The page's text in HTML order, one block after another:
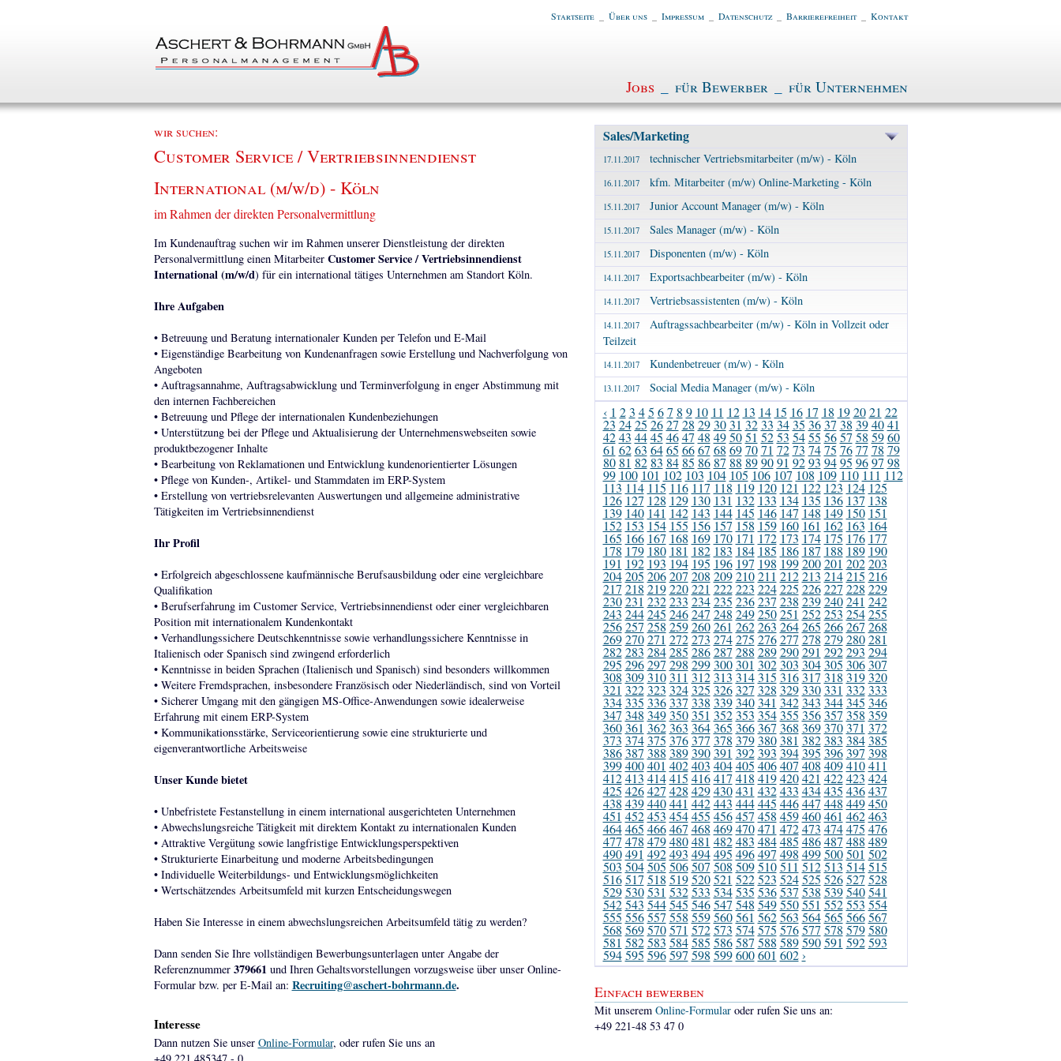
Startseite Über uns Impressum Datenschutz Barrierefreiheit Kontakt
Jobs für Bewerber für Unternehmen
wir suchen:
Customer Service / Vertriebsinnendienst
International (m/w/d) - Köln
im Rahmen der direkten Personalvermittlung
Im Kundenauftrag suchen wir im Rahmen unserer Dienstleistung der direkten
Personalvermittlung einen Mitarbeiter Customer Service / Vertriebsinnendienst
International (m/w/d) für ein international tätiges Unternehmen am Standort Köln.
Ihre Aufgaben
• Betreuung und Beratung internationaler Kunden per Telefon und E-Mail
• Eigenständige Bearbeitung von Kundenanfragen sowie Erstellung und Nachverfolgung von
Angeboten
• Auftragsannahme, Auftragsabwicklung und Terminverfolgung in enger Abstimmung mit
den internen Fachbereichen
• Betreuung und Pflege der internationalen Kundenbeziehungen
• Unterstützung bei der Pflege und Aktualisierung der Unternehmenswebseiten sowie
produktbezogener Inhalte
• Bearbeitung von Reklamationen und Entwicklung kundenorientierter Lösungen
• Pflege von Kunden-, Artikel- und Stammdaten im ERP-System
• Erstellung von vertriebsrelevanten Auswertungen und allgemeine administrative
Tätigkeiten im Vertriebsinnendienst
Ihr Profil
• Erfolgreich abgeschlossene kaufmännische Berufsausbildung oder eine vergleichbare
Qualifikation
• Berufserfahrung im Customer Service, Vertriebsinnendienst oder einer vergleichbaren
Position mit internationalem Kundenkontakt
• Verhandlungssichere Deutschkenntnisse sowie verhandlungssichere Kenntnisse in
Italienisch oder Spanisch sind zwingend erforderlich
• Kenntnisse in beiden Sprachen (Italienisch und Spanisch) sind besonders willkommen
• Weitere Fremdsprachen, insbesondere Französisch oder Niederländisch, sind von Vorteil
• Sicherer Umgang mit den gängigen MS-Office-Anwendungen sowie idealerweise
Erfahrung mit einem ERP-System
• Kommunikationsstärke, Serviceorientierung sowie eine strukturierte und
eigenverantwortliche Arbeitsweise
Unser Kunde bietet
• Unbefristete Festanstellung in einem international ausgerichteten Unternehmen
• Abwechslungsreiche Tätigkeit mit direktem Kontakt zu internationalen Kunden
• Attraktive Vergütung sowie langfristige Entwicklungsperspektiven
• Strukturierte Einarbeitung und moderne Arbeitsbedingungen
• Individuelle Weiterbildungs- und Entwicklungsmöglichkeiten
• Wertschätzendes Arbeitsumfeld mit kurzen Entscheidungswegen
Haben Sie Interesse in einem abwechslungsreichen Arbeitsumfeld tätig zu werden?
Dann senden Sie Ihre vollständigen Bewerbungsunterlagen unter Angabe der
Referenznummer 379661und Ihren Gehaltsvorstellungen vorzugsweise über unser Online-
Formular bzw. per E-Mail an: Recruiting@aschert-bohrmann.de.
Interesse
Dann nutzen Sie unser Online-Formular, oder rufen Sie uns an
Sales/Marketing
17.11.2017 technischer Vertriebsmitarbeiter (m/w) - Köln
16.11.2017 kfm. Mitarbeiter (m/w) Online-Marketing - Köln
15.11.2017 Junior Account Manager (m/w) - Köln
15.11.2017 Sales Manager (m/w) - Köln
15.11.2017 Disponenten (m/w) - Köln
14.11.2017 Exportsachbearbeiter (m/w) - Köln
14.11.2017 Vertriebsassistenten (m/w) - Köln
14.11.2017
Auftragssachbearbeiter (m/w) - Köln in Vollzeit oder
Teilzeit
14.11.2017 Kundenbetreuer (m/w) - Köln
13.11.2017 Social Media Manager (m/w) - Köln
‹ 1 2 3 4 5 6 7 8 9 10 11 12 13 14 15 16 17 18 19 20 21 22
23 24 25 26 27 28 29 30 31 32 33 34 35 36 37 38 39 40 41
42 43 44 45 46 47 48 49 50 51 52 53 54 55 56 57 58 59 60
61 62 63 64 65 66 67 68 69 70 71 72 73 74 75 76 77 78 79
80 81 82 83 84 85 86 87 88 89 90 91 92 93 94 95 96 97 98
99 100 101 102 103 104 105 106 107 108 109 110 111 112
113 114 115 116 117 118 119 120 121 122 123 124 125
126 127 128 129 130 131 132 133 134 135 136 137 138
139 140 141 142 143 144 145 146 147 148 149 150 151
152 153 154 155 156 157 158 159 160 161 162 163 164
165 166 167 168 169 170 171 172 173 174 175 176 177
178 179 180 181 182 183 184 185 186 187 188 189 190
191 192 193 194 195 196 197 198 199 200 201 202 203
204 205 206 207 208 209 210 211 212 213 214 215 216
217 218 219 220 221 222 223 224 225 226 227 228 229
230 231 232 233 234 235 236 237 238 239 240 241 242
243 244 245 246 247 248 249 250 251 252 253 254 255
256 257 258 259 260 261 262 263 264 265 266 267 268
269 270 271 272 273 274 275 276 277 278 279 280 281
282 283 284 285 286 287 288 289 290 291 292 293 294
295 296 297 298 299 300 301 302 303 304 305 306 307
308 309 310 311 312 313 314 315 316 317 318 319 320
321 322 323 324 325 326 327 328 329 330 331 332 333
334 335 336 337 338 339 340 341 342 343 344 345 346
347 348 349 350 351 352 353 354 355 356 357 358 359
360 361 362 363 364 365 366 367 368 369 370 371 372
373 374 375 376 377 378 379 380 381 382 383 384 385
386 387 388 389 390 391 392 393 394 395 396 397 398
399 400 401 402 403 404 405 406 407 408 409 410 411
412 413 414 415 416 417 418 419 420 421 422 423 424
425 426 427 428 429 430 431 432 433 434 435 436 437
438 439 440 441 442 443 444 445 446 447 448 449 450
451 452 453 454 455 456 457 458 459 460 461 462 463
464 465 466 467 468 469 470 471 472 473 474 475 476
477 478 479 480 481 482 483 484 485 486 487 488 489
490 491 492 493 494 495 496 497 498 499 500 501 502
503 504 505 506 507 508 509 510 511 512 513 514 515
516 517 518 519 520 521 522 523 524 525 526 527 528
529 530 531 532 533 534 535 536 537 538 539 540 541
542 543 544 545 546 547 548 549 550 551 552 553 554
555 556 557 558 559 560 561 562 563 564 565 566 567
568 569 570 571 572 573 574 575 576 577 578 579 580
581 582 583 584 585 586 587 588 589 590 591 592 593
594 595 596 597 598 599 600 601 602 ›
Einfach bewerben
Mit unserem Online-Formularoder rufen Sie uns an:
+49 221-48 53 47 0